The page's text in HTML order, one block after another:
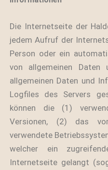
Die Internetseite der
jedem Aufruf der
Person oder ein
von allgemeinen Daten
allgemeinen Daten und
Logfiles des Servers
können die (1)
Versionen, (2) das
verwendete
welcher ein
Internetseite gelangt